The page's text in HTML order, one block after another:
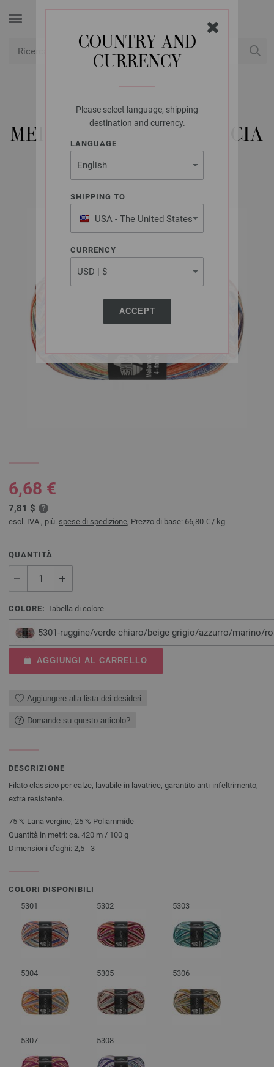
COUNTRY AND
CURRENCY
Please select language, shipping
destination and currency.
LANGUAGE
SHIPPING TO
USA - The United States
of America
CURRENCY
ACCEPT
LANA GROSSA
MEILENWEIT 100G CACCIA
6,68 €
7,81 $
escl. IVA., più. spese di spedizione, Prezzo di base: 66,80 € / kg
QUANTITÀ
COLORE: Tabella di colore
5301-ruggine/verde chiaro/beige grigio/azzurro/marino/
AGGIUNGI AL CARRELLO
Aggiungere alla lista dei desideri
Domande su questo articolo?
DESCRIZIONE
Filato classico per calze, lavabile in lavatrice, garantito anti-infeltrimento,
extra resistente.
75 % Lana vergine, 25 % Poliammide
Quantità in metri: ca. 420 m / 100 g
Dimensioni d’aghi: 2,5 - 3
COLORI DISPONIBILI
5301
5302 5303
5304 5305 5306
5307 5308